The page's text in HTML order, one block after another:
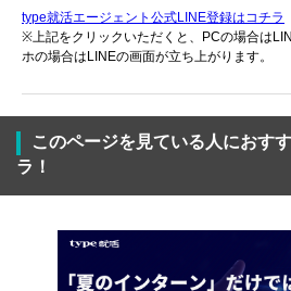
type就活エージェント公式LINE登録はコチラ
※上記をクリックいただくと、PCの場合は
ホの場合はLINEの画面が立ち上がります。
このページを見ている人におす
ラ！